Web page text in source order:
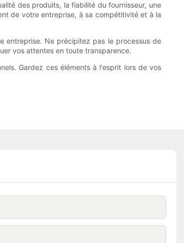
des produits, la fiabilité du fournisseur, une
de votre entreprise, à sa compétitivité et à la
entreprise. Ne précipitez pas le processus de
vos attentes en toute transparence.
Gardez ces éléments à l'esprit lors de vos